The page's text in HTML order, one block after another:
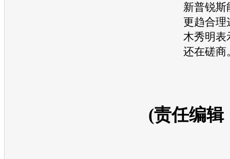
新普锐斯
更趋合理
木秀明表
还在磋商
(责任编辑